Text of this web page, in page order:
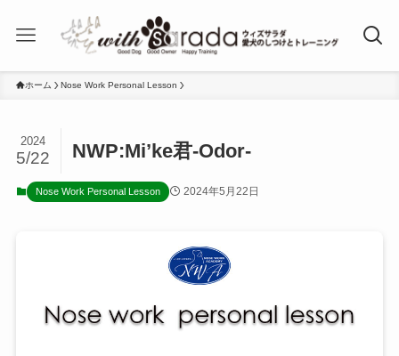
ホーム Nose Work Personal Lesson
NWP:Mi’ke君-Odor-
2024
5/22
Nose Work Personal Lesson 2024年5月22日